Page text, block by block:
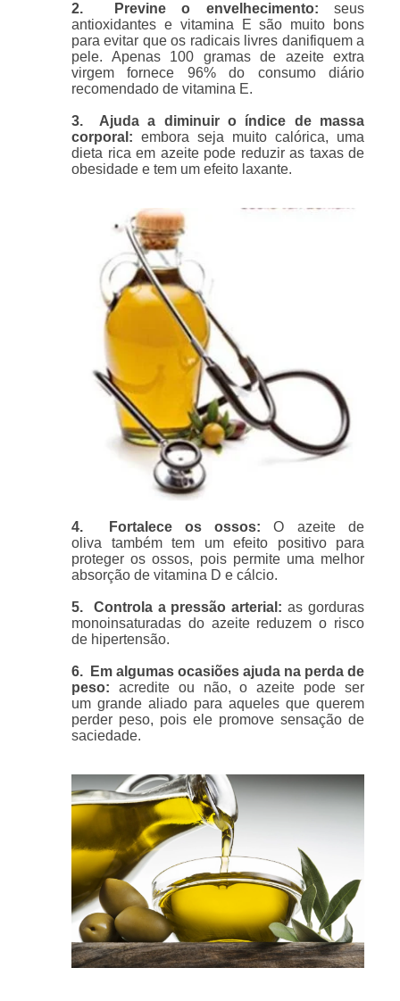
2. Previne o envelhecimento: seus
antioxidantes e vitamina E são muito bons
para evitar que os radicais livres danifiquem a
pele. Apenas 100 gramas de azeite extra
virgem fornece 96% do consumo diário
recomendado de vitamina E.
3. Ajuda a diminuir o índice de massa
corporal: embora seja muito calórica, uma
dieta rica em azeite pode reduzir as taxas de
obesidade e tem um efeito laxante.
4. Fortalece os ossos: O azeite de
oliva também tem um efeito positivo para
proteger os ossos, pois permite uma melhor
absorção de vitamina D e cálcio.
5. Controla a pressão arterial: as gorduras
monoinsaturadas do azeite reduzem o risco
de hipertensão.
6. Em algumas ocasiões ajuda na perda de
peso: acredite ou não, o azeite pode ser
um grande aliado para aqueles que querem
perder peso, pois ele promove sensação de
saciedade.